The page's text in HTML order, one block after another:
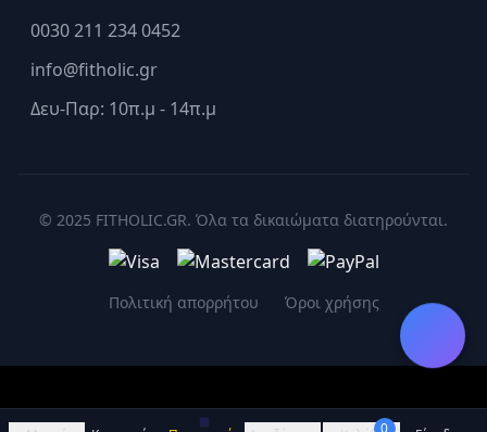
0
0030 211 234 0452
info@fitholic.gr
Δευ-Παρ: 10π.μ - 14π.μ
© 2025 FITHOLIC.GR. Όλα τα δικαιώματα διατηρούνται.
Πολιτική απορρήτου Όροι χρήσης